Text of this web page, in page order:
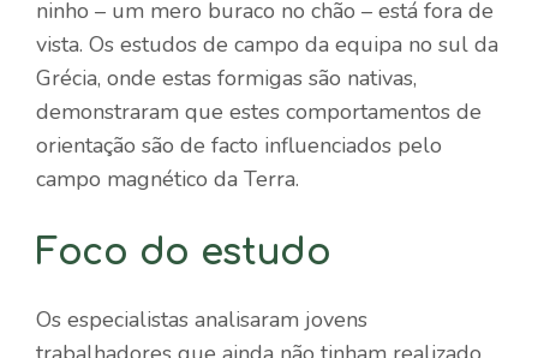
ninho – um mero buraco no chão – está fora de
vista. Os estudos de campo da equipa no sul da
Grécia, onde estas formigas são nativas,
demonstraram que estes comportamentos de
orientação são de facto influenciados pelo
campo magnético da Terra.
Foco do estudo
Os especialistas analisaram jovens